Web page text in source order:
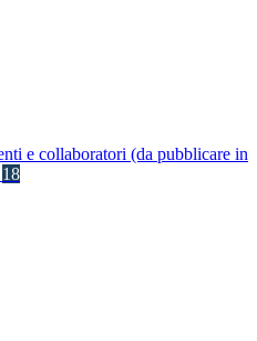
e collaboratori (da pubblicare in
18